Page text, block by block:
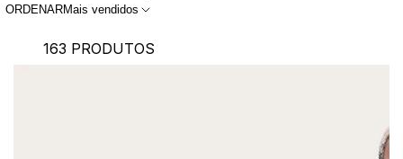
ORDENARMais vendidos
163 PRODUTOS